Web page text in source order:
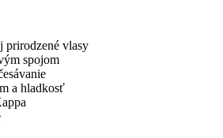
prirodzené vlasy
spojom
a hladkosť